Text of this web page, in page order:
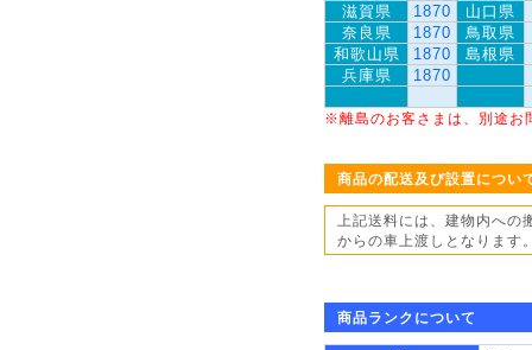
滋賀県
1870 山口県
奈良県
1870 鳥取県
和歌山県
1870 島根県
兵庫県
1870
※離島のお客さまは、別途お
商品の配送及び設置につい
上記送料には、建物内へ
からの車上渡しとなります
商品ランクについて